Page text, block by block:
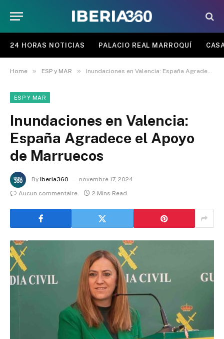
24 HORAS NOTICIAS PALACIO REAL MARROQUÍ
Home » ESP y MAR » Inundaciones en Valencia: España Agradece el Apoyo de Marruecos
ESP Y MAR
Inundaciones en Valencia:
España Agradece el Apoyo
de Marruecos
By Iberia360
novembre 17, 2024
Aucun commentaire
2 Mins Read